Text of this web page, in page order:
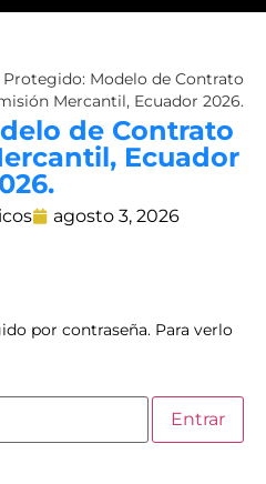
Protegido: Modelo de Contrato
Mercantil, Ecuador 2026.
de Contrato
Ecuador
agosto 3, 2026
por contraseña. Para verlo